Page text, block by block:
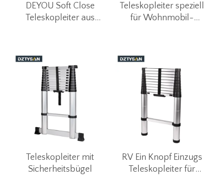
DEYOU Soft Close
Teleskopleiter aus
Teleskopleiter speziell
für Wohnmobil-
Teleskopleiter mit
Sicherheitsbügel
RV Ein Knopf Einzugs
Teleskopleiter für